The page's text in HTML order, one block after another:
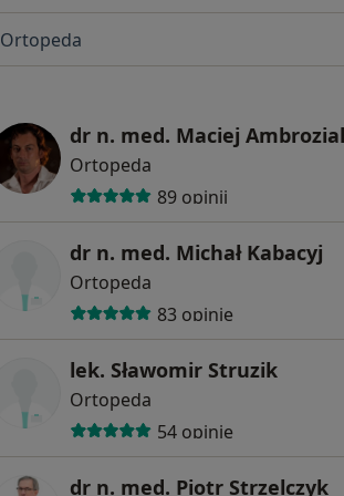
Ortopeda
dr n. med. Maciej
Ortopeda
89 opinii
dr n. med. Michał Kabacyj
Ortopeda
83 opinie
lek. Sławomir Struzik
Ortopeda
54 opinie
dr n. med. Piotr Strzelczyk